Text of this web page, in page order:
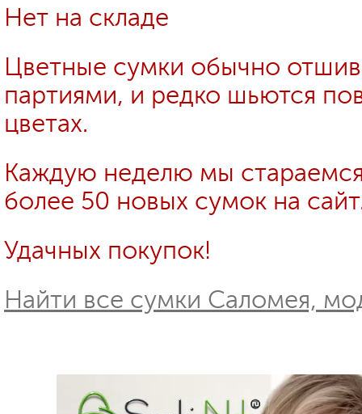
Нет на складе
Цветные сумки обычно
партиями, и редко шьются
цветах.
Каждую неделю мы
более 50 новых сумок на
Удачных покупок!
Найти все сумки Саломея,